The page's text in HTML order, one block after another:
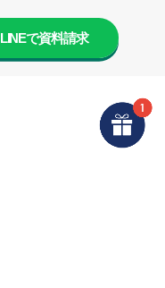
LINEで資料請求